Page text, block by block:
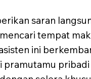
saran
tempat
ini
pramutamu